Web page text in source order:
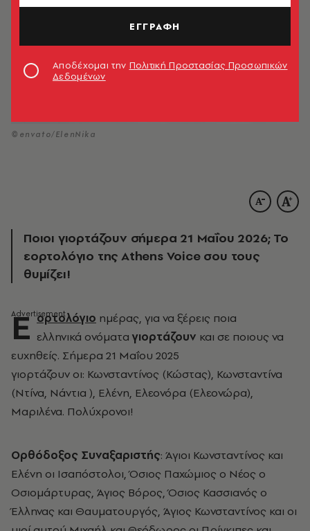
©envato/ElenNika
Ποιοι γιορτάζουν σήμερα 21 Μαΐου 2026; Το
εορτολόγιο της Athens Voice σου τους
θυμίζει!
E ορτολόγιο ημέρας, για να ξέρεις ποια
ελληνικά ονόματα γιορτάζουν και σε ποιους να
ευχηθείς. Σήμερα 21 Μαΐου 2025
γιορτάζουν οι: Κωνσταντίνος (Κώστας), Κωνσταντίνα
(Ντίνα, Νάντια ), Ελένη, Ελεονόρα (Ελεονώρα),
Μαριλένα. Πολύχρονοι!
Ορθόδοξος Συναξαριστής: Άγιοι Κωνσταντίνος και
Ελένη οι Ισαπόστολοι, Όσιος Παχώμιος ο Νέος ο
Οσιομάρτυρας, Άγιος Βόρος, Όσιος Κασσιανός ο
Έλληνας και Θαυματουργός, Άγιος Κωνσταντίνος και οι
ΕΓΓΡΑΦΗ
Αποδέχομαι την Πολιτική Προστασίας Προσωπικών
Δεδομένων